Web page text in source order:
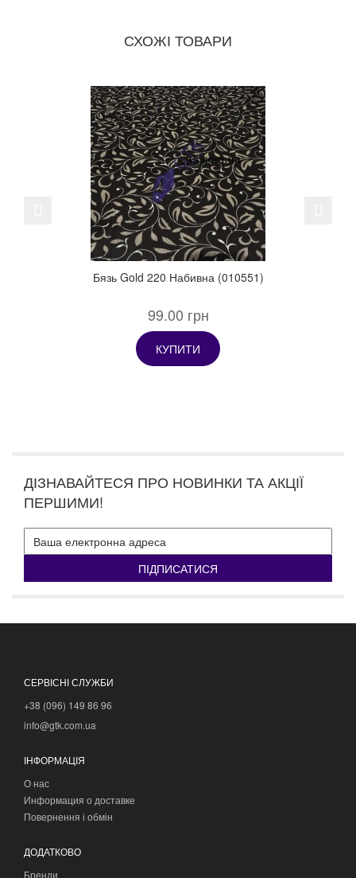
СХОЖІ ТОВАРИ
Бязь Gold 220 Набивна (010551)
99.00 грн
КУПИТИ
Previous
ДІЗНАВАЙТЕСЯ ПРО НОВИНКИ ТА АКЦІЇ
ПЕРШИМИ!
ПІДПИСАТИСЯ
СЕРВІСНІ СЛУЖБИ
+38 (096) 149 86 96
info@gtk.com.ua
ІНФОРМАЦІЯ
О нас
Информация о доставке
Повернення і обмін
ДОДАТКОВО
Бренди